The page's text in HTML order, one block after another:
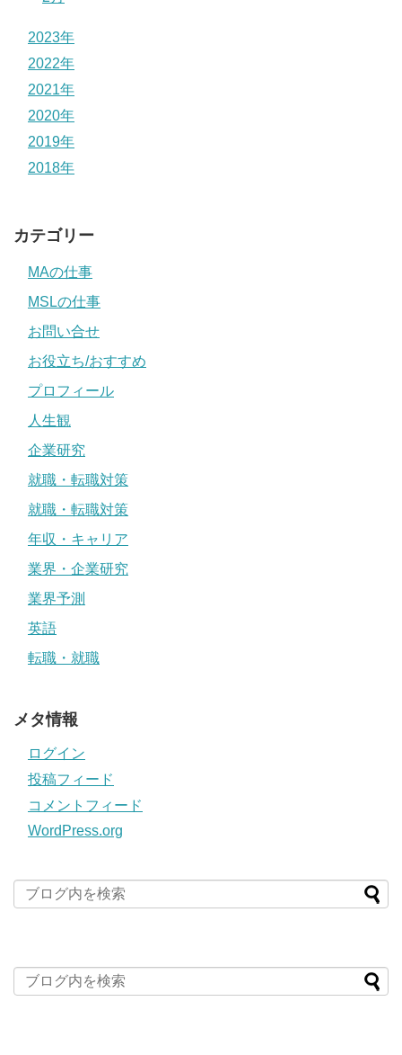
2023年
2022年
2021年
2020年
2019年
2018年
カテゴリー
MAの仕事
MSLの仕事
お問い合せ
お役立ち/おすすめ
プロフィール
人生観
企業研究
就職・転職対策
就職・転職対策
年収・キャリア
業界・企業研究
業界予測
英語
転職・就職
メタ情報
ログイン
投稿フィード
コメントフィード
WordPress.org